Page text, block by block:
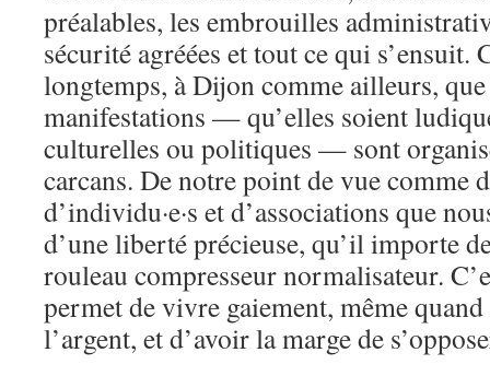
préalables, les embrouilles
sécurité agréées et tout ce qui s’ensuit.
longtemps, à Dijon comme ailleurs,
manifestations — qu’elles soient
culturelles ou politiques — sont
carcans. De notre point de vue comme
d’individu·e·s et d’associations que
d’une liberté précieuse, qu’il importe
rouleau compresseur normalisateur.
permet de vivre gaiement, même
l’argent, et d’avoir la marge de